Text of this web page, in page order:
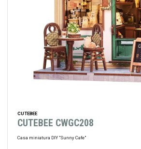
CUTEBEE
CUTEBEE CWGC208
Casa miniatura DIY "Sunny Cafe"